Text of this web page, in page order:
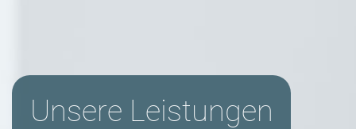
Unsere Leistungen